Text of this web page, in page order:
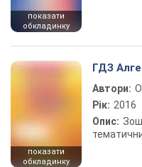
показати
обкладинку
показати
обкладинку
ГДЗ
Автори:
Рік: 2016
Опис: